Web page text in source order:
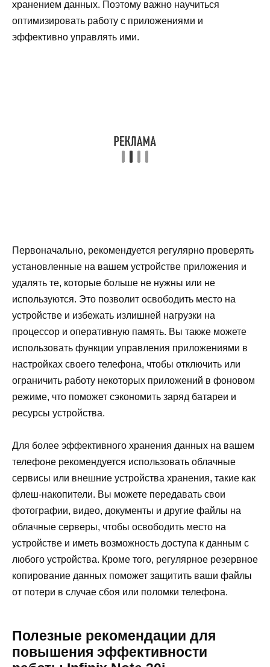
хранением данных. Поэтому важно научиться
оптимизировать работу с приложениями и
эффективно управлять ими.
Первоначально, рекомендуется регулярно проверять
установленные на вашем устройстве приложения и
удалять те, которые больше не нужны или не
используются. Это позволит освободить место на
устройстве и избежать излишней нагрузки на
процессор и оперативную память. Вы также можете
использовать функции управления приложениями в
настройках своего телефона, чтобы отключить или
ограничить работу некоторых приложений в фоновом
режиме, что поможет сэкономить заряд батареи и
ресурсы устройства.
Для более эффективного хранения данных на вашем
телефоне рекомендуется использовать облачные
сервисы или внешние устройства хранения, такие как
флеш-накопители. Вы можете передавать свои
фотографии, видео, документы и другие файлы на
облачные серверы, чтобы освободить место на
устройстве и иметь возможность доступа к данным с
любого устройства. Кроме того, регулярное резервное
копирование данных поможет защитить ваши файлы
от потери в случае сбоя или поломки телефона.
Полезные рекомендации для
повышения эффективности